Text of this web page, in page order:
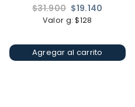
Precio
habitual
$31.900 $19.140
Valor g: $128
Agregar al carrito